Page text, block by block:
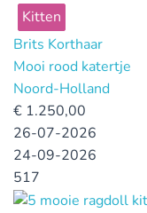
Kitten
Brits Korthaar
Mooi rood katertje
Noord-Holland
€ 1.250,00
26-07-2026
24-09-2026
517